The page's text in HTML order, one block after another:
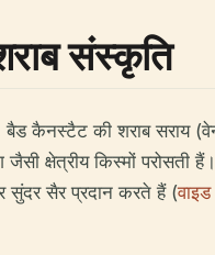
संस्कृति
बैड कैनस्टैट की शराब सराय
क्षेत्रीय किस्मों परोसती हैं।
सुंदर सैर प्रदान करते हैं (वाइड